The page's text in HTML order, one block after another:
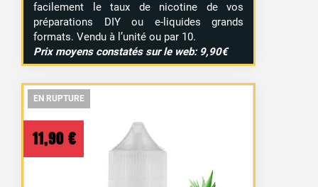
facilement le taux de nicotine de vos
préparations DIY ou e-liquides grands
formats. Vendu à l’unité ou par 10.
Prix moyens constatés sur le web: 9,90€
EN RUPTURE
EN RUPTURE
11,90 €
EN RUPTURE